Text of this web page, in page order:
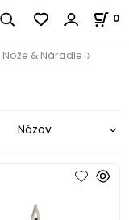
0
Nože & Náradie